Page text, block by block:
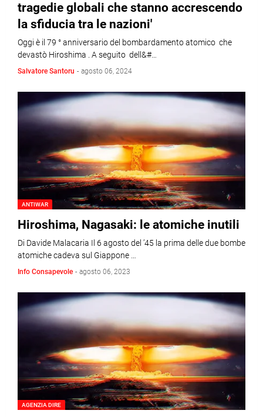
tragedie globali che stanno accrescendo
la sfiducia tra le nazioni'
Oggi è il 79 ° anniversario del bombardamento atomico che
devastò Hiroshima . A seguito dell&#…
Salvatore Santoru - agosto 06, 2024
ANTIWAR
Hiroshima, Nagasaki: le atomiche inutili
Di Davide Malacaria Il 6 agosto del ’45 la prima delle due bombe
atomiche cadeva sul Giappone …
Info Consapevole - agosto 06, 2023
AGENZIA DIRE